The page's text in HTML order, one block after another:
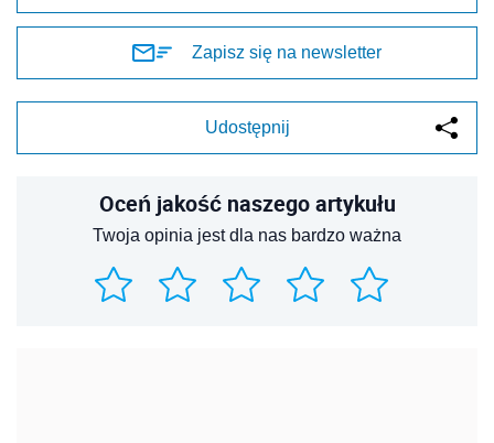
Zapisz się na newsletter
Udostępnij
Oceń jakość naszego artykułu
Twoja opinia jest dla nas bardzo ważna